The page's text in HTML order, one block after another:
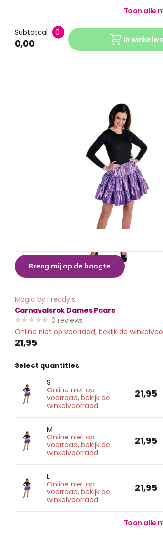
Toon alle
Subtotaal 0
0,00 In
Breng mij op de hoogte
Magic by Freddy's
Carnavalsrok Dames Paars
0 reviews
Online niet op voorraad, bekijk de
21,95
Select quantities
S
Online niet op
voorraad, bekijk de
winkelvoorraad
21,95
M
Online niet op
voorraad, bekijk de
winkelvoorraad
21,95
L
Online niet op
voorraad, bekijk de
winkelvoorraad
21,95
Toon alle